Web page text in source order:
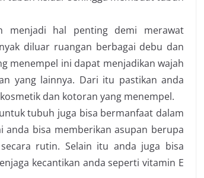
menjadi hal penting demi merawat
diluar ruangan berbagai debu dan
menempel ini dapat menjadikan wajah
yang lainnya. Dari itu pastikan anda
dan kotoran yang menempel.
tubuh juga bisa bermanfaat dalam
anda bisa memberikan asupan berupa
rutin. Selain itu anda juga bisa
kecantikan anda seperti vitamin E